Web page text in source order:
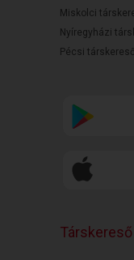
Miskolci
Nyíregyházi
Pécsi társkereső